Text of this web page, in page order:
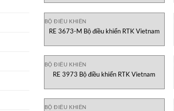
BỘ ĐIỀU KHIỂN
RE 3673-M Bộ điều khiển RTK Vietnam
BỘ ĐIỀU KHIỂN
RE 3973 Bộ điều khiển RTK Vietnam
BỘ ĐIỀU KHIỂN